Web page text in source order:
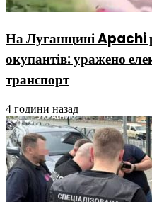
На Луганщині Apachi
окупантів: уражено
транспорт
4 години назад